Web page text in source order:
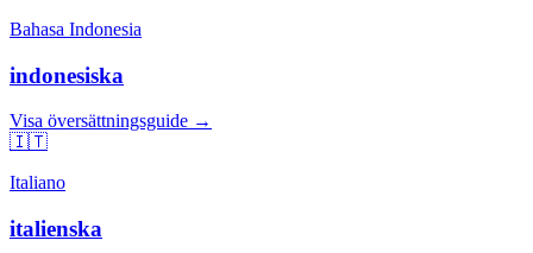
Bahasa Indonesia
indonesiska
Visa översättningsguide →
🇮🇹
Italiano
italienska